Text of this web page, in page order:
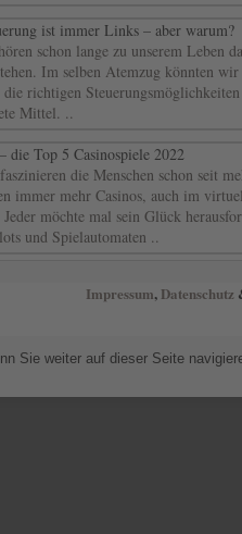
ist immer Links – aber warum?
schon lange zu unserem Leben
Im selben Atemzug könnten
richtigen
Mittel. ..
die Top 5 Casinospiele 2022
die Menschen schon seit
immer mehr Casinos, auch im
möchte mal sein Glück
und Spielautomaten ..
Impressum, Datenschutz
Sie weiter auf dieser Seite